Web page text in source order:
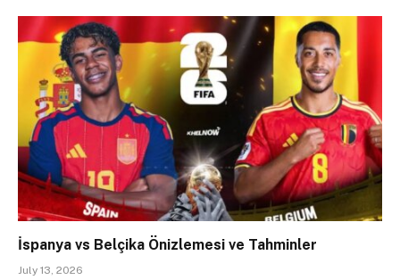
İspanya vs Belçika Önizlemesi ve Tahminler
July 13, 2026